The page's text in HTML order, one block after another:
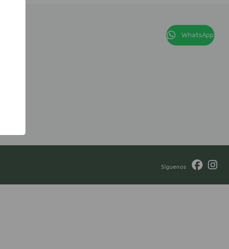
WhatsApp
Síguenos